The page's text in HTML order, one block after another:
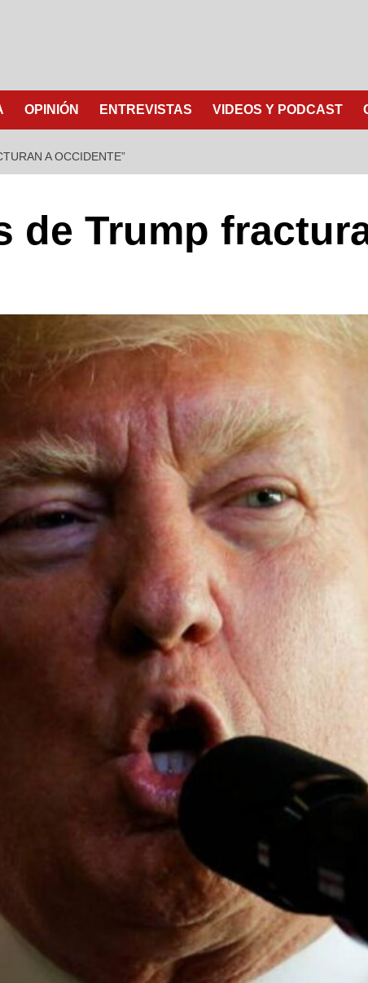
OPINIÓN ENTREVISTAS VIDEOS Y PODCAST
A OCCIDENTE”
de Trump